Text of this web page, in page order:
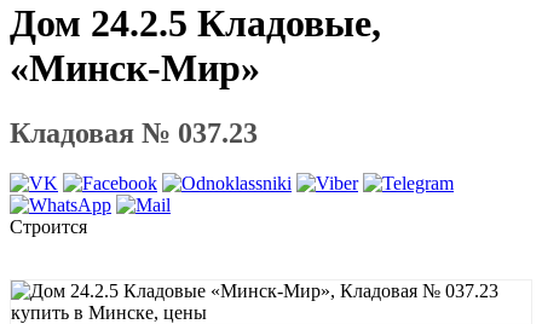
Дом 24.2.5 Кладовые,
«Минск-Мир»
Кладовая № 037.23
Строится